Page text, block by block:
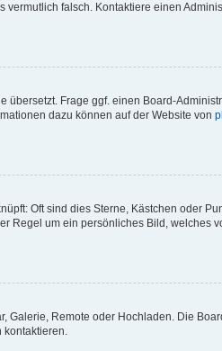
falsch. Kontaktiere einen
Frage ggf. einen Board-
dazu können auf der Website von
Oft sind dies Sterne, Kästchen oder
Regel um ein persönliches Bild, welches
Galerie, Remote oder Hochladen. Die
kontaktieren.